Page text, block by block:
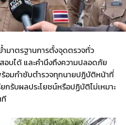
มาตรฐานการตั้งจุดตรวจทั่ว
อบได้ และคำนึงถึงความปลอดภัย
อมกำชับตำรวจทุกนายปฏิบัติหน้าที่
รับผลประโยชน์หรือปฏิบัติไม่เหมาะ
ที